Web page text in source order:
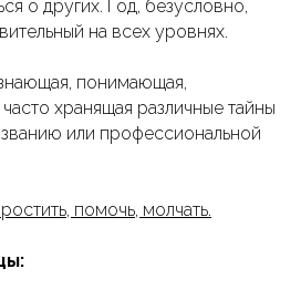
о других. Год, безусловно,
на всех уровнях.
понимающая,
хранящая различные тайны
или профессиональной
помочь, молчать.